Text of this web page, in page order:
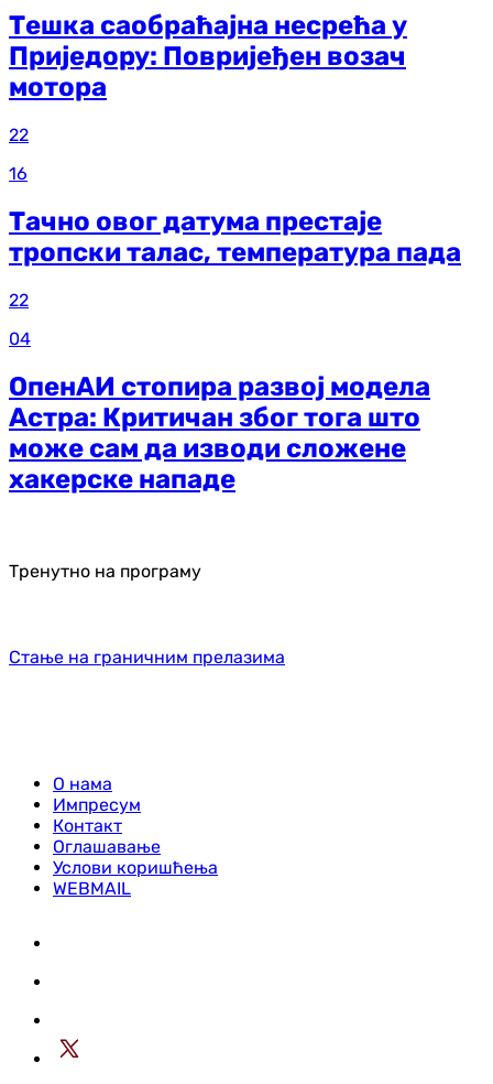
Тешка саобраћајна несрећа у
Приједору: Повријеђен возач
мотора
22
16
Тачно овог датума престаје
тропски талас, температура пада
22
04
ОпенАИ стопира развој модела
Астра: Критичан због тога што
може сам да изводи сложене
хакерске нападе
Тренутно на програму
Стање на граничним прелазима
О нама
Импресум
Контакт
Оглашавање
Услови коришћења
WEBMAIL